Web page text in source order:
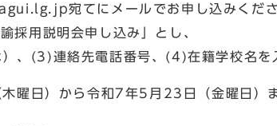
宛てにメールでお申し込みくださ
用説明会申し込み」とし、
(3)連絡先電話番号、(4)在籍学校名を入
曜日）から令和7年5月23日（金曜日）ま